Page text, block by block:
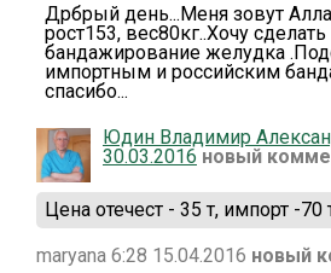
Дрбрый день...Меня зовут
рост153, вес80кг..Хочу сделать
бандажирование желудка
импортным и российским
спасибо...
Юдин Владимир
30.03.2016 новый
Цена отечест - 35 т, импорт -70
maryana 6:28 15.04.2016 новый